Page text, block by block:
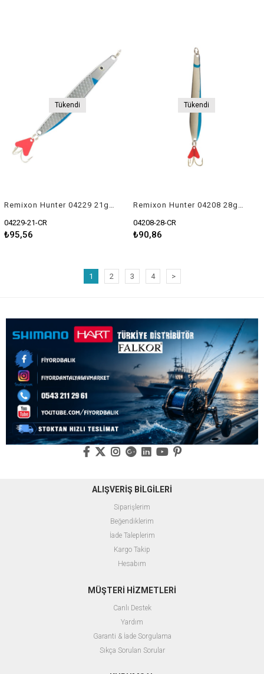
Tükendi
Remixon Hunter 04229 21gr Kaşık
04229-21-CR
₺95,56
Tükendi
Remixon Hunter 04208 28gr Kaşık
04208-28-CR
₺90,86
1 2 3 4 >
ALIŞVERİŞ BİLGİLERİ
Siparişlerim
Beğendiklerim
İade Taleplerim
Kargo Takip
Hesabım
MÜŞTERİ HİZMETLERİ
Canlı Destek
Yardım
Garanti & İade Sorgulama
Sıkça Sorulan Sorular